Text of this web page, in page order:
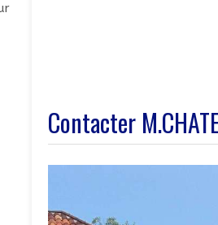
Contacter